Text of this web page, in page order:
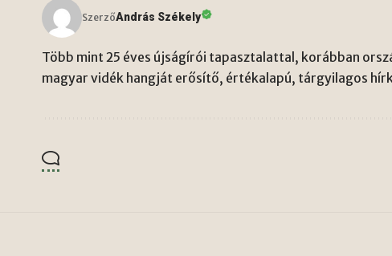
SzerzőAndrás Székely
Több mint 25 éves újságírói tapasztalattal, korábban
magyar vidék hangját erősítő, értékalapú, tárgyilagos